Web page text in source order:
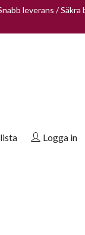
leverans / Säkra
Logga in